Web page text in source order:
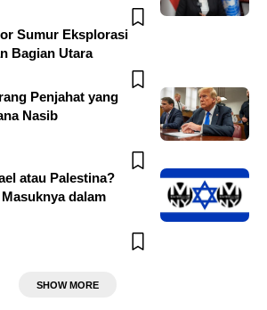
Sumur Eksplorasi
Bagian Utara
Penjahat yang
Nasib
atau Palestina?
dalam
SHOW MORE